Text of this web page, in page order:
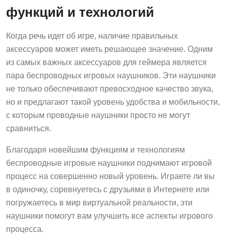
функций и технологий
Когда речь идет об игре, наличие правильных
аксессуаров может иметь решающее значение. Одним
из самых важных аксессуаров для геймера является
пара беспроводных игровых наушников. Эти наушники
не только обеспечивают превосходное качество звука,
но и предлагают такой уровень удобства и мобильности,
с которым проводные наушники просто не могут
сравниться.
Благодаря новейшим функциям и технологиям
беспроводные игровые наушники поднимают игровой
процесс на совершенно новый уровень. Играете ли вы
в одиночку, соревнуетесь с друзьями в Интернете или
погружаетесь в мир виртуальной реальности, эти
наушники помогут вам улучшить все аспекты игрового
процесса.